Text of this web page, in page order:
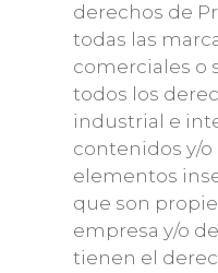
derechos de
todas las
comerciales o
todos los
industrial e
contenidos y/
elementos
que son
empresa y/o
tienen el